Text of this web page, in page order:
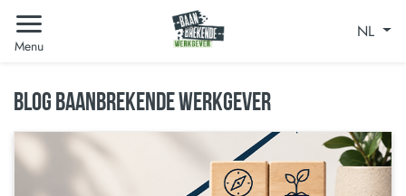
Menu
NL
BLOG BAANBREKENDE WERKGEVER